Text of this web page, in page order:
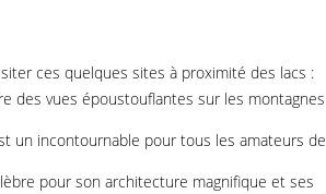
ces quelques sites à proximité des lacs :
des vues époustouflantes sur les montagnes
un incontournable pour tous les amateurs de
pour son architecture magnifique et ses